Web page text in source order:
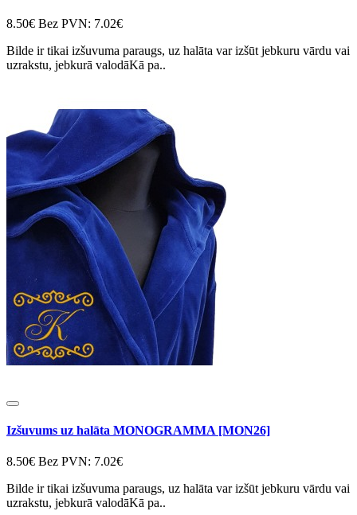
8.50€ Bez PVN: 7.02€
Bilde ir tikai izšuvuma paraugs, uz halāta var izšūt jebkuru vārdu vai
uzrakstu, jebkurā valodāKā pa..
Izšuvums uz halāta MONOGRAMMA [MON26]
8.50€ Bez PVN: 7.02€
Bilde ir tikai izšuvuma paraugs, uz halāta var izšūt jebkuru vārdu vai
uzrakstu, jebkurā valodāKā pa..